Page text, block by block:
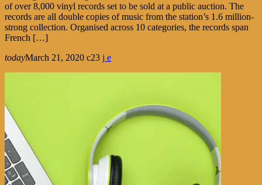
of over 8,000 vinyl records set to be sold at a public auction. The
records are all double copies of music from the station’s 1.6 million-
strong collection. Organised across 10 categories, the records span
French […]
todayMarch 21, 2020 23